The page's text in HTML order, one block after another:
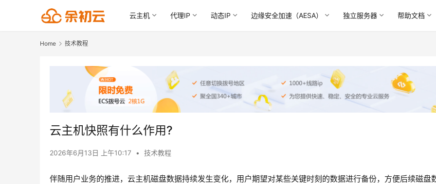
云主机 代理IP 动态IP 边缘安全加速（AESA） 独立服务器 帮助文档
Home 技术教程
云主机快照有什么作用?
2026年6月13日 上午10:17 • 技术教程
伴随用户业务的推进，云主机磁盘数据持续发生变化，用户期望对某些关键时刻的数据进行备份，方便后续磁盘